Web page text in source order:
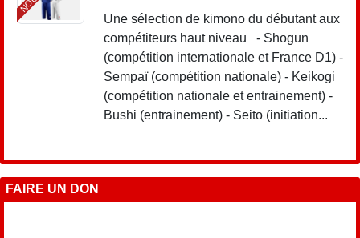
Une sélection de kimono du débutant aux
compétiteurs haut niveau - Shogun
(compétition internationale et France D1) -
Sempaï (compétition nationale) - Keikogi
(compétition nationale et entrainement) -
Bushi (entrainement) - Seito (initiation...
FAIRE UN DON